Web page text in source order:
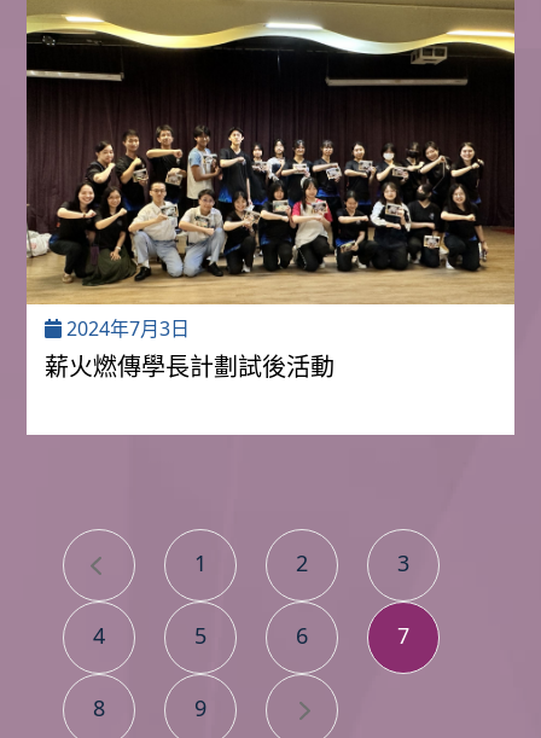
2024年7月3日
薪火燃傳學長計劃試後活動
1 2 3
4 5 6 7
8 9